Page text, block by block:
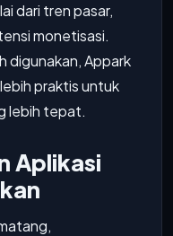
dari tren pasar,
monetisasi.
digunakan, Appark
praktis untuk
lebih tepat.
Aplikasi